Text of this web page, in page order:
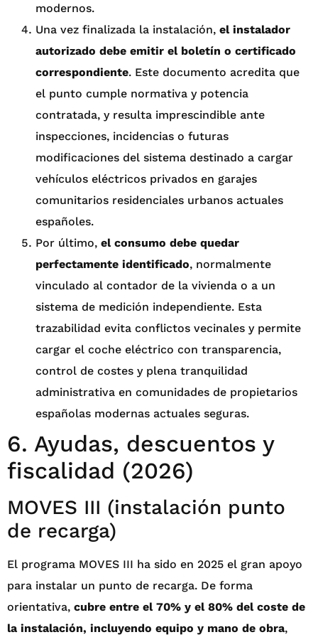
modernos.
Una vez finalizada la instalación, el instalador
autorizado debe emitir el boletín o certificado
correspondiente. Este documento acredita que
el punto cumple normativa y potencia
contratada, y resulta imprescindible ante
inspecciones, incidencias o futuras
modificaciones del sistema destinado a cargar
vehículos eléctricos privados en garajes
comunitarios residenciales urbanos actuales
españoles.
Por último, el consumo debe quedar
perfectamente identificado, normalmente
vinculado al contador de la vivienda o a un
sistema de medición independiente. Esta
trazabilidad evita conflictos vecinales y permite
cargar el coche eléctrico con transparencia,
control de costes y plena tranquilidad
administrativa en comunidades de propietarios
españolas modernas actuales seguras.
6. Ayudas, descuentos y
fiscalidad (2026)
MOVES III (instalación punto
de recarga)
El programa MOVES III ha sido en 2025 el gran apoyo
para instalar un punto de recarga. De forma
orientativa, cubre entre el 70% y el 80% del coste de
la instalación, incluyendo equipo y mano de obra,